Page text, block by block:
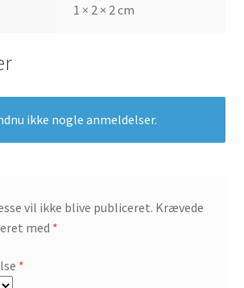
1 × 2 × 2 cm
ikke nogle anmeldelser.
vil ikke blive publiceret. Krævede
med *
*